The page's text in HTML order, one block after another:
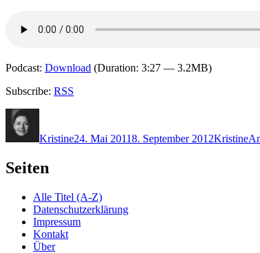
Podcast: Download (Duration: 3:27 — 3.2MB)
Subscribe: RSS
Kristine24. Mai 20118. September 2012Kristine
Seiten
Alle Titel (A-Z)
Datenschutzerklärung
Impressum
Kontakt
Über